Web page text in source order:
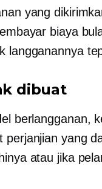
yang
biaya
langganannya
dibuat
berlangganan,
perjanjian yang
atau jika